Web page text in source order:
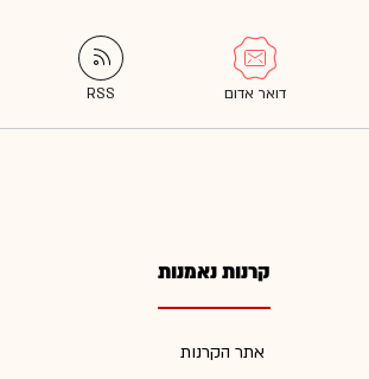
קרנות נאמנות
אתר הקרנות